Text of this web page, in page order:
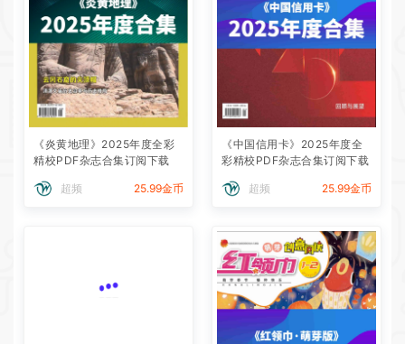
《炎黄地理》2025年度全彩
精校PDF杂志合集订阅下载
超频 25.99金币
《中国信用卡》2025年度全
彩精校PDF杂志合集订阅下载
超频 25.99金币